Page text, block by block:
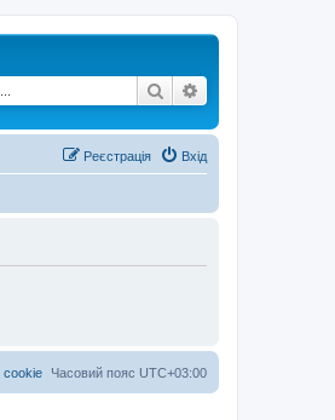
Пошук
Вхід
Реєстрація
Часовий пояс UTC+03:00
cookie